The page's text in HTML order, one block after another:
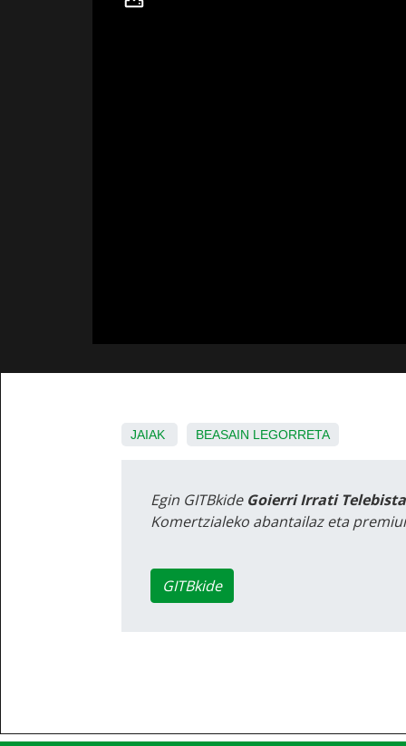
JAIAK BEASAIN LEGORRETA
Egin GITBkide Goierri Irrati
Komertzialeko abantailaz eta
GITBkide